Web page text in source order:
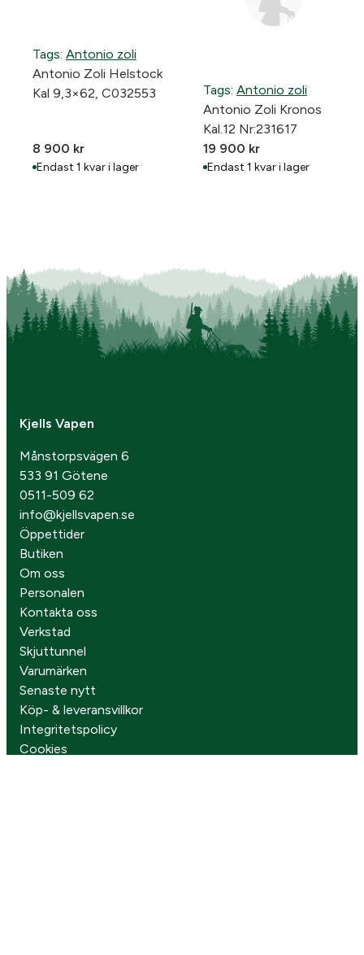
Tags: Antonio zoli
Antonio Zoli Helstock
Kal 9,3×62, C032553
8 900 kr
Endast 1 kvar i lager
Tags: Antonio zoli
Antonio Zoli Kronos
Kal.12 Nr:231617
19 900 kr
Endast 1 kvar i lager
Kjells Vapen
Månstorpsvägen 6
533 91 Götene
0511-509 62
info@kjellsvapen.se
Öppettider
Butiken
Om oss
Personalen
Kontakta oss
Verkstad
Skjuttunnel
Varumärken
Senaste nytt
Köp- & leveransvillkor
Integritetspolicy
Cookies